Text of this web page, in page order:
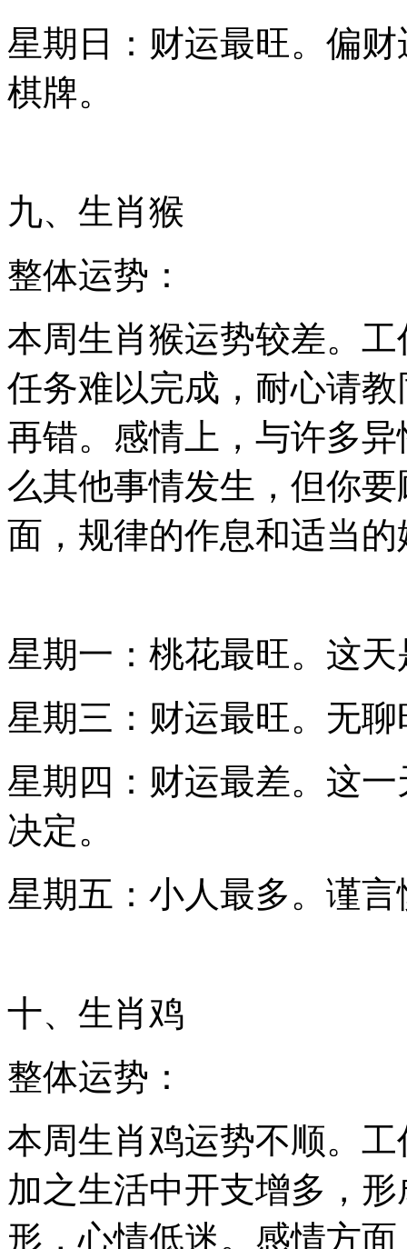
星期日：财运最旺。偏
棋牌。
九、生肖猴
整体运势：
本周生肖猴运势较差。
任务难以完成，耐心请
再错。感情上，与许多
么其他事情发生，但你
面，规律的作息和适当
星期一：桃花最旺。这
星期三：财运最旺。无
星期四：财运最差。这
决定。
星期五：小人最多。谨
十、生肖鸡
整体运势：
本周生肖鸡运势不顺。
加之生活中开支增多，
形，心情低迷。感情方